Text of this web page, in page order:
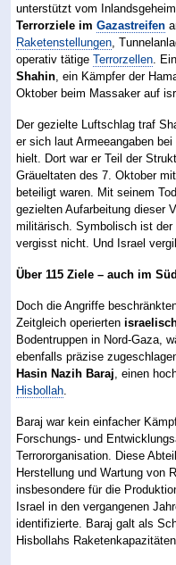
unterstützt vom
Terrorziele imGazastreifen
Raketenstellungen,
operativ tätigeTerrorzellen.
Shahin, ein Kämpfer der
Oktober beim Massaker auf
Der gezielte Luftschlag traf
er sich laut Armeeangaben
hielt. Dort war er Teil der
Gräueltaten des 7. Oktober
beteiligt waren. Mit seinem
gezielten Aufarbeitung dieser
militärisch. Symbolisch ist der
vergisst nicht. Und Israel
Über 115 Ziele – auch im
Doch die Angriffe
Zeitgleich operierten
Bodentruppen in Nord-Gaza,
ebenfalls präzise
Hasin Nazih Baraj, einen
Hisbollah.
Baraj war kein einfacher
Forschungs- und
Terrororganisation. Diese
Herstellung und Wartung von
insbesondere für die
Israel in den vergangenen
identifizierte. Baraj galt als
Hisbollahs